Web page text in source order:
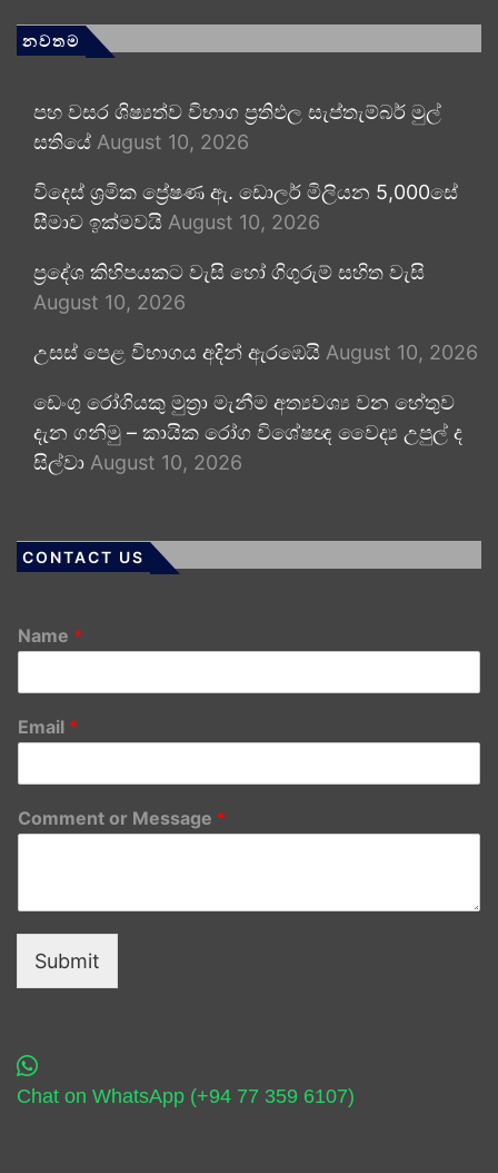
නවතම
පහ වසර ශිෂ්‍යත්ව විභාග ප්‍රතිඵල සැප්තැම්බර් මුල්
සතියේ August 10, 2026
විදෙස් ශ්‍රමික ප්‍රේෂණ ඇ. ඩොලර් මිලියන 5,000සේ
සීමාව ඉක්මවයි August 10, 2026
ප්‍රදේශ කිහිපයකට වැසි හෝ ගිගුරුම් සහිත වැසි
August 10, 2026
උසස් පෙළ විභාගය අදින් ඇරඹෙයි August 10, 2026
ඩෙංගු රෝගියකු ⁣මුත්‍රා මැනීම අත්‍යවශ්‍ය වන හේතුව
දැන ගනිමු – කායික රෝග විශේෂඥ වෛද්‍ය උපුල් ද
සිල්වා August 10, 2026
CONTACT US
Name *
Email *
Comment or Message *
Submit
Chat on WhatsApp (+94 77 359 6107)